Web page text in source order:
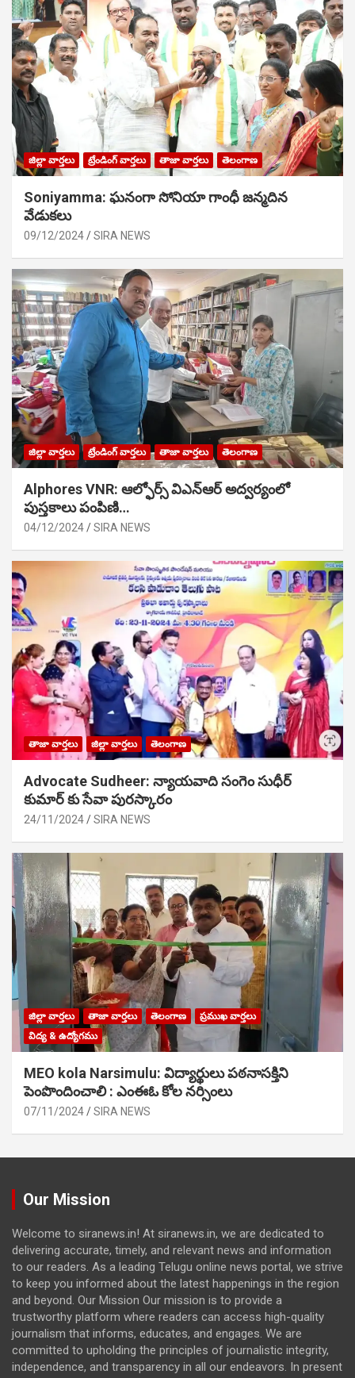
జిల్లా వార్తలు ట్రేండింగ్ వార్తలు తాజా వార్తలు తెలంగాణ
Soniyamma: ఘ‌నంగా సోనియా గాంధీ జ‌న్మ‌దిన
వేడుక‌లు
09/12/2024 SIRA NEWS
జిల్లా వార్తలు ట్రేండింగ్ వార్తలు తాజా వార్తలు తెలంగాణ
Alphores VNR: ఆల్ఫోర్స్ విఎన్ఆర్ అద్వర్యంలో
పుస్తకాలు పంపిణి…
04/12/2024 SIRA NEWS
తాజా వార్తలు జిల్లా వార్తలు తెలంగాణ
Advocate Sudheer: న్యాయవాది సంగెం సుధీర్
కుమార్ కు సేవా పురస్కారం
24/11/2024 SIRA NEWS
జిల్లా వార్తలు తాజా వార్తలు తెలంగాణ
ప్రముఖ వార్తలు
విద్య & ఉద్యోగము
MEO kola Narsimulu: విద్యార్థులు పఠ‌నాసక్తిని
పెంపొందించాలి : ఎంఈఓ కోల నర్సింలు
07/11/2024 SIRA NEWS
Our Mission
Welcome to siranews.in! At siranews.in, we are dedicated to
delivering accurate, timely, and relevant news and information
to our readers. As a leading Telugu online news portal, we strive
to keep you informed about the latest happenings in the region
and beyond. Our Mission Our mission is to provide a
trustworthy platform where readers can access high-quality
journalism that informs, educates, and engages. We are
committed to upholding the principles of journalistic integrity,
independence, and transparency in all our endeavors. In present